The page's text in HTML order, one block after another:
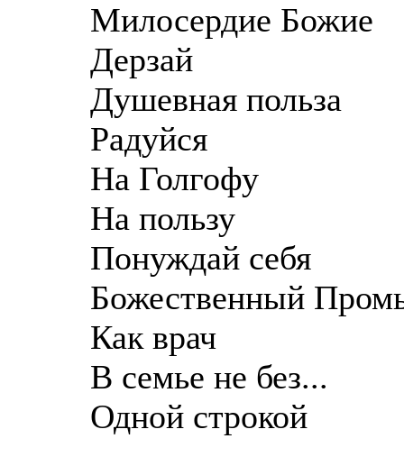
Милосердие Божие
Дерзай
Душевная польза
Радуйся
На Голгофу
На пользу
Понуждай себя
Божественный
Как врач
В семье не без...
Одной строкой